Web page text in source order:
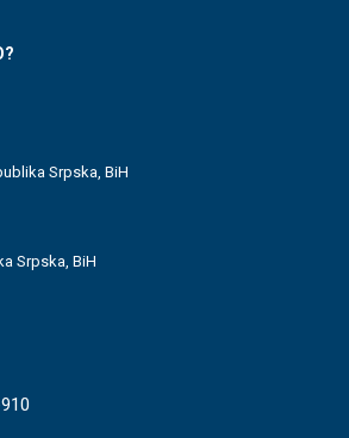
Srpska, BiH
Srpska, BiH